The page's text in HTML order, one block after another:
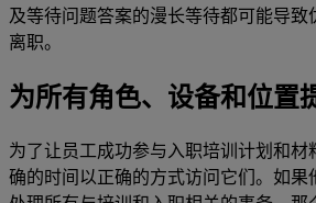
及等待问题答案的漫长等待都可能导
离职。
为所有角色、设备和位置
为了让员工成功参与入职培训计划和材
确的时间以正确的方式访问它们。如果